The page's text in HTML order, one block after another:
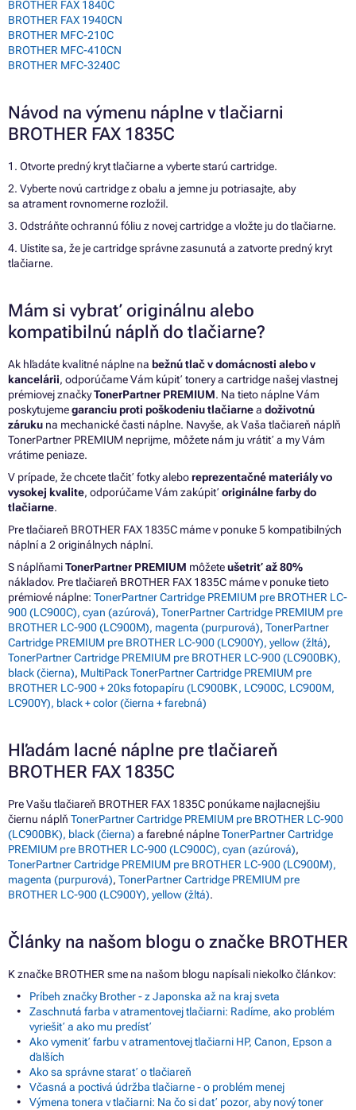
BROTHER FAX 1840C
BROTHER FAX 1940CN
BROTHER MFC-210C
BROTHER MFC-410CN
BROTHER MFC-3240C
Návod na výmenu náplne v tlačiarni
BROTHER FAX 1835C
1. Otvorte predný kryt tlačiarne a vyberte starú cartridge.
2. Vyberte novú cartridge z obalu a jemne ju potriasajte, aby
sa atrament rovnomerne rozložil.
3. Odstráňte ochrannú fóliu z novej cartridge a vložte ju do tlačiarne.
4. Uistite sa, že je cartridge správne zasunutá a zatvorte predný kryt
tlačiarne.
Mám si vybrať originálnu alebo
kompatibilnú náplň do tlačiarne?
Ak hľadáte kvalitné náplne na bežnú tlač v domácnosti alebo v
kancelárii, odporúčame Vám kúpiť tonery a cartridge našej vlastnej
prémiovej značkyTonerPartner PREMIUM. Na tieto náplne Vám
poskytujemegaranciu proti poškodeniu tlačiarnea doživotnú
záruku na mechanické časti náplne. Navyše, ak Vaša tlačiareň náplň
TonerPartner PREMIUM neprijme, môžete nám ju vrátiť a my Vám
vrátime peniaze.
V prípade, že chcete tlačiť fotky aleboreprezentačné materiály vo
vysokej kvalite, odporúčame Vám zakúpiť originálne farby do
tlačiarne.
Pre tlačiareň BROTHER FAX 1835C máme v ponuke 5 kompatibilných
náplní a 2 originálnych náplní.
S náplňamiTonerPartner PREMIUM môžeteušetriť až 80%
nákladov. Pre tlačiareň BROTHER FAX 1835C máme v ponuke tieto
prémiové náplne: TonerPartner Cartridge PREMIUM pre BROTHER LC-
900 (LC900C), cyan (azúrová), TonerPartner Cartridge PREMIUM pre
BROTHER LC-900 (LC900M), magenta (purpurová), TonerPartner
Cartridge PREMIUM pre BROTHER LC-900 (LC900Y), yellow (žltá),
TonerPartner Cartridge PREMIUM pre BROTHER LC-900 (LC900BK),
black (čierna), MultiPack TonerPartner Cartridge PREMIUM pre
BROTHER LC-900 + 20ks fotopapíru (LC900BK, LC900C, LC900M,
LC900Y), black + color (čierna + farebná)
Hľadám lacné náplne pre tlačiareň
BROTHER FAX 1835C
Pre Vašu tlačiareň BROTHER FAX 1835C ponúkame najlacnejšiu
čiernu náplň TonerPartner Cartridge PREMIUM pre BROTHER LC-900
(LC900BK), black (čierna) a farebné náplneTonerPartner Cartridge
PREMIUM pre BROTHER LC-900 (LC900C), cyan (azúrová),
TonerPartner Cartridge PREMIUM pre BROTHER LC-900 (LC900M),
magenta (purpurová), TonerPartner Cartridge PREMIUM pre
BROTHER LC-900 (LC900Y), yellow (žltá).
Články na našom blogu o značke BROTHER
K značke BROTHER sme na našom blogu napísali niekoľko článkov:
Príbeh značky Brother - z Japonska až na kraj sveta
Zaschnutá farba v atramentovej tlačiarni: Radíme, ako problém
vyriešiť a ako mu predísť
Ako vymeniť farbu v atramentovej tlačiarni HP, Canon, Epson a
ďalších
Ako sa správne starať o tlačiareň
Včasná a poctivá údržba tlačiarne - o problém menej
Výmena tonera v tlačiarni: Na čo si dať pozor, aby nový toner